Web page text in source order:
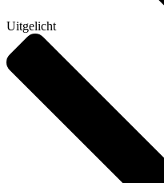
Uitgelicht